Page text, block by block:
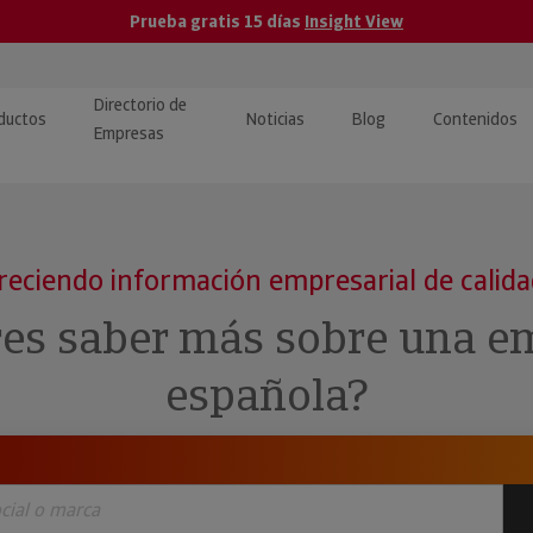
Prueba gratis 15 días Insight View
y ERP
· Recuperación de
Directorio de
Empresas
Noticias Blog Contenidos
Pública
Investigada
información empresarial de
saber más sobre una
española?